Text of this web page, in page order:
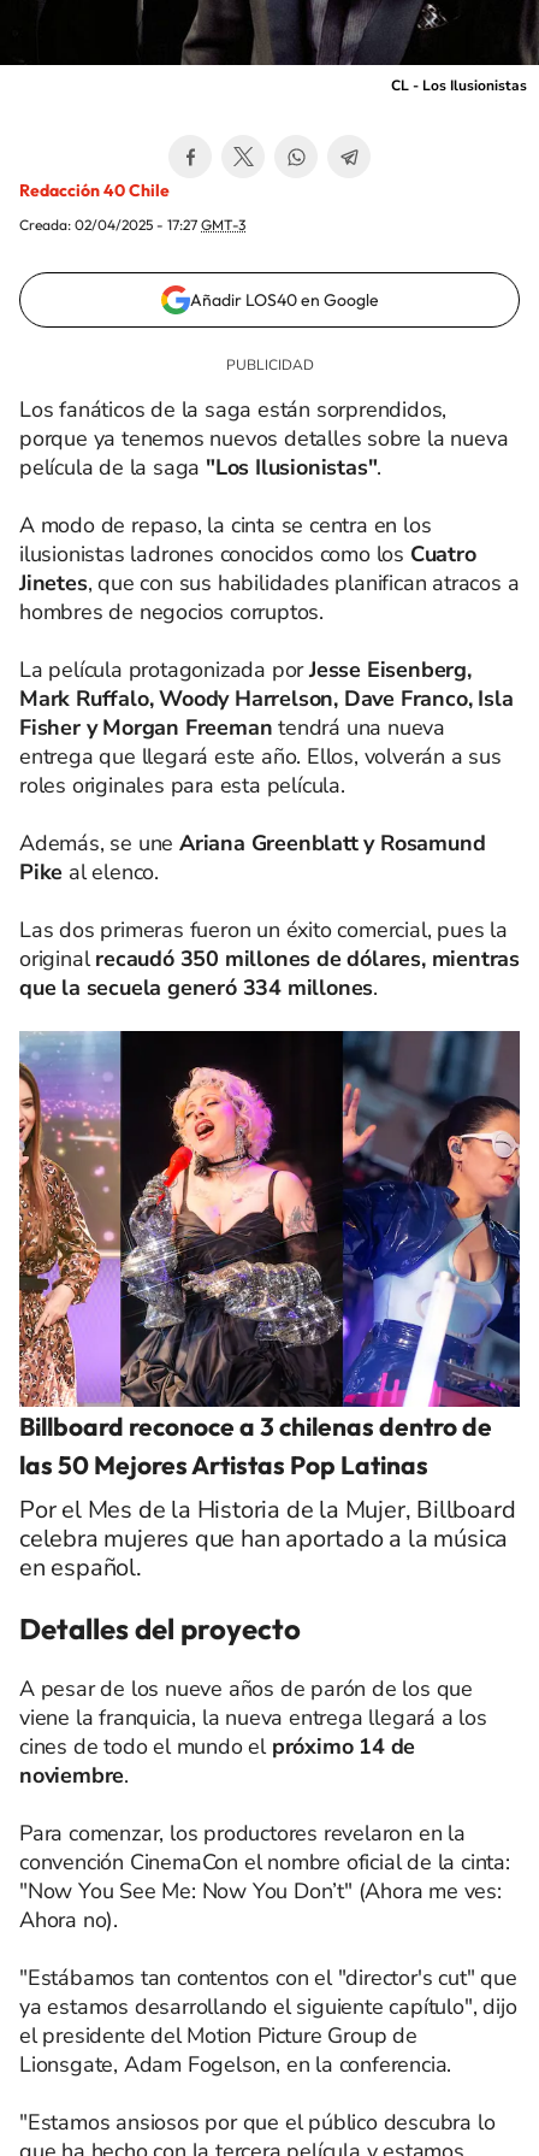
CL - Los Ilusionistas
Redacción 40 Chile
Creada: 02/04/2025 - 17:27 GMT-3
Añadir LOS40 en Google
Los fanáticos de la saga están sorprendidos,
porque ya tenemos nuevos detalles sobre la nueva
película de la saga "Los Ilusionistas".
A modo de repaso, la cinta se centra en los
ilusionistas ladrones conocidos como los Cuatro
Jinetes, que con sus habilidades planifican atracos a
hombres de negocios corruptos.
La película protagonizada porJesse Eisenberg,
Mark Ruffalo, Woody Harrelson, Dave Franco, Isla
Fisher y Morgan Freeman tendrá una nueva
entrega que llegará este año. Ellos, volverán a sus
roles originales para esta película.
Además, se une Ariana Greenblatt y Rosamund
Pike al elenco.
Las dos primeras fueron un éxito comercial, pues la
originalrecaudó 350 millones de dólares, mientras
que la secuela generó 334 millones.
Billboard reconoce a 3 chilenas dentro de
las 50 Mejores Artistas Pop Latinas
Por el Mes de la Historia de la Mujer, Billboard
celebra mujeres que han aportado a la música
en español.
Detalles del proyecto
A pesar de los nueve años de parón de los que
viene la franquicia, la nueva entrega llegará a los
cines de todo el mundo el próximo 14 de
noviembre.
Para comenzar, los productores revelaron en la
convención CinemaCon el nombre oficial de la cinta:
"Now You See Me: Now You Don’t" (Ahora me ves:
Ahora no).
"Estábamos tan contentos con el "director's cut" que
ya estamos desarrollando el siguiente capítulo", dijo
el presidente del Motion Picture Group de
Lionsgate, Adam Fogelson, en la conferencia.
"Estamos ansiosos por que el público descubra lo